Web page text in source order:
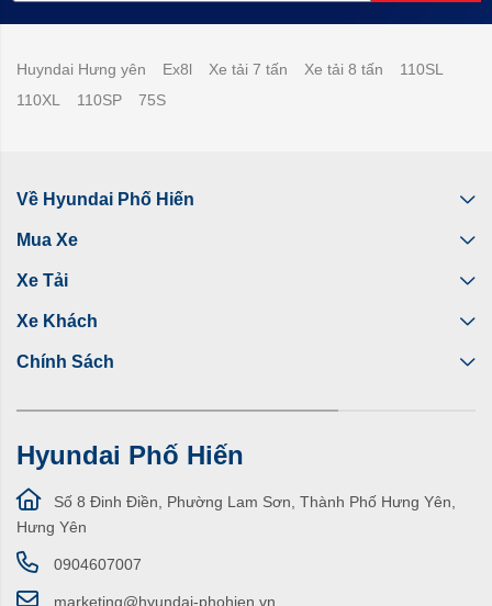
Huyndai Hưng yên Ex8l Xe tải 7 tấn Xe tải 8 tấn
110SL
110XL
110SP 75S
Về Hyundai Phố Hiến
Mua Xe
Xe Tải
Xe Khách
Chính Sách
Hyundai Phố Hiến
Số 8 Đinh Điền, Phường Lam Sơn, Thành Phố Hưng Yên,
Hưng Yên
0904607007
marketing@hyundai-phohien.vn